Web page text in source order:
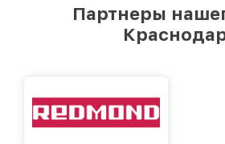
Партнеры